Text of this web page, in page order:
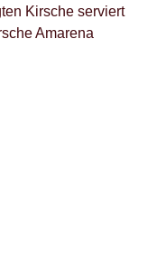
Kirsche serviert
Amarena